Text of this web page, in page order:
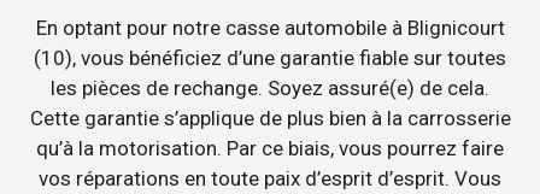
En optant pour notre casse automobile à Blignicourt
(10), vous bénéficiez d’une garantie fiable sur toutes
les pièces de rechange. Soyez assuré(e) de cela.
Cette garantie s’applique de plus bien à la carrosserie
qu’à la motorisation. Par ce biais, vous pourrez faire
vos réparations en toute paix d’esprit d’esprit. Vous